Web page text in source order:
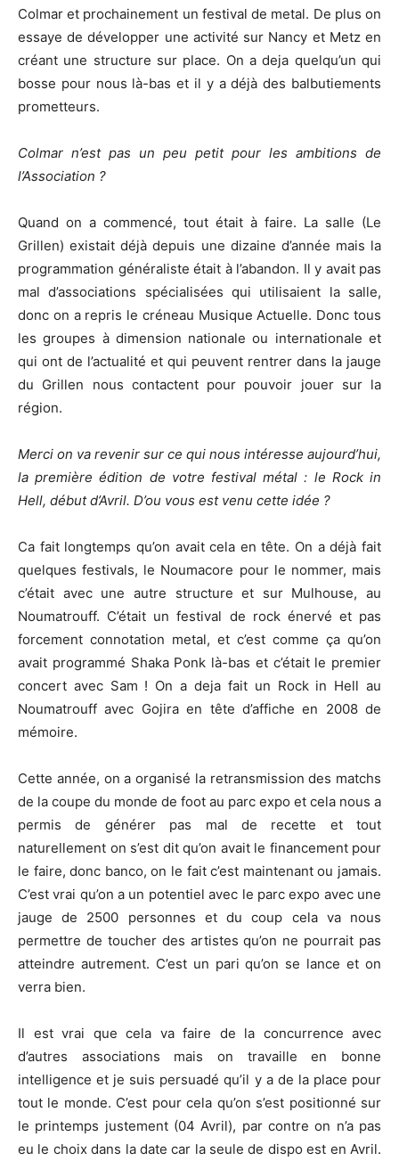
Colmar et prochainement un festival de metal. De plus on
essaye de développer une activité sur Nancy et Metz en
créant une structure sur place. On a deja quelqu’un qui
bosse pour nous là-bas et il y a déjà des balbutiements
prometteurs.
Colmar n’est pas un peu petit pour les ambitions de
l’Association ?
Quand on a commencé, tout était à faire. La salle (Le
Grillen) existait déjà depuis une dizaine d’année mais la
programmation généraliste était à l’abandon. Il y avait pas
mal d’associations spécialisées qui utilisaient la salle,
donc on a repris le créneau Musique Actuelle. Donc tous
les groupes à dimension nationale ou internationale et
qui ont de l’actualité et qui peuvent rentrer dans la jauge
du Grillen nous contactent pour pouvoir jouer sur la
région.
Merci on va revenir sur ce qui nous intéresse aujourd’hui,
la première édition de votre festival métal : le Rock in
Hell, début d’Avril. D’ou vous est venu cette idée ?
Ca fait longtemps qu’on avait cela en tête. On a déjà fait
quelques festivals, le Noumacore pour le nommer, mais
c’était avec une autre structure et sur Mulhouse, au
Noumatrouff. C’était un festival de rock énervé et pas
forcement connotation metal, et c’est comme ça qu’on
avait programmé Shaka Ponk là-bas et c’était le premier
concert avec Sam ! On a deja fait un Rock in Hell au
Noumatrouff avec Gojira en tête d’affiche en 2008 de
mémoire.
Cette année, on a organisé la retransmission des matchs
de la coupe du monde de foot au parc expo et cela nous a
permis de générer pas mal de recette et tout
naturellement on s’est dit qu’on avait le financement pour
le faire, donc banco, on le fait c’est maintenant ou jamais.
C’est vrai qu’on a un potentiel avec le parc expo avec une
jauge de 2500 personnes et du coup cela va nous
permettre de toucher des artistes qu’on ne pourrait pas
atteindre autrement. C’est un pari qu’on se lance et on
verra bien.
Il est vrai que cela va faire de la concurrence avec
d’autres associations mais on travaille en bonne
intelligence et je suis persuadé qu’il y a de la place pour
tout le monde. C’est pour cela qu’on s’est positionné sur
le printemps justement (04 Avril), par contre on n’a pas
eu le choix dans la date car la seule de dispo est en Avril.